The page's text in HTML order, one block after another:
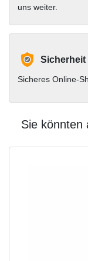
uns weiter.
Sicherheit
Sicheres Online-
Sie könnten